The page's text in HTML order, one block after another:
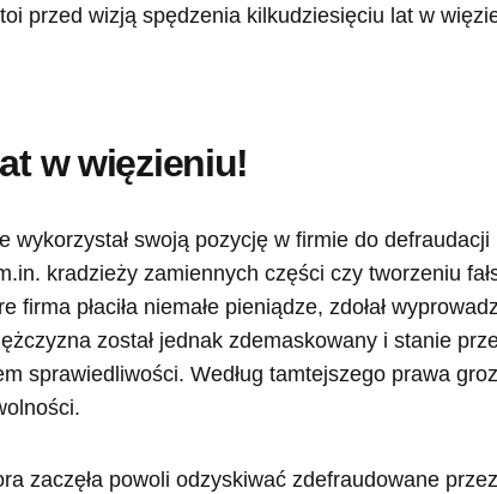
przed wizją spędzenia kilkudziesięciu lat w
w więzieniu!
wykorzystał swoją pozycję w firmie do defraudacji
kradzieży zamiennych części czy tworzeniu
firma płaciła niemałe pieniądze, zdołał
został jednak zdemaskowany i stanie
sprawiedliwości. Według tamtejszego prawa
zaczęła powoli odzyskiwać zdefraudowane